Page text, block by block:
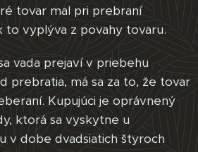
tovar mal pri prebraní
to vyplýva z povahy tovaru.
vada prejaví v priebehu
prebratia, má sa za to, že tovar
Kupujúci je oprávnený
ktorá sa vyskytne u
v dobe dvadsiatich štyroch